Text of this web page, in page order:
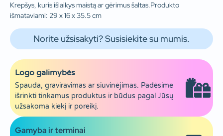
Krepšys, kuris išlaikys maistą ar gėrimus šaltas.Produkto
išmataviami: 29 x 16 x 35.5 cm
Norite užsisakyti? Susisiekite su mumis.
Logo galimybės
Spauda, graviravimas ar siuvinėjimas. Padėsime
išrinkti tinkamus produktus ir būdus pagal Jūsų
užsakoma kiekį ir poreikį.
Gamyba ir terminai